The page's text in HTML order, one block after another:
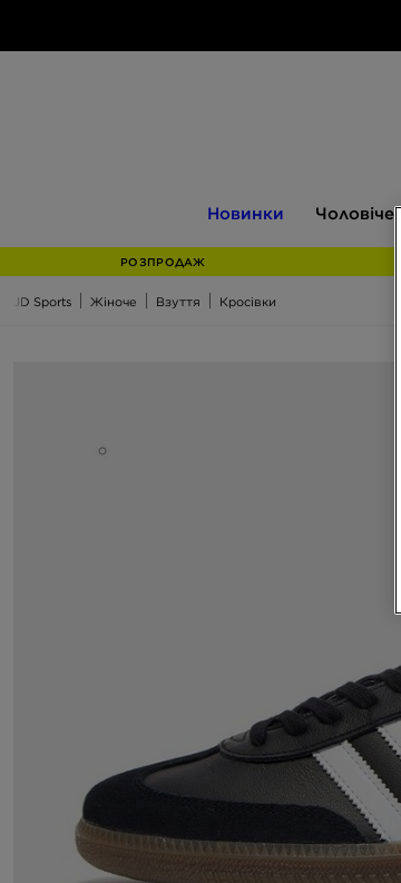
Новинки Чоловіче
РОЗПРОДАЖ
JD Sports Жіноче Взуття Кросівки